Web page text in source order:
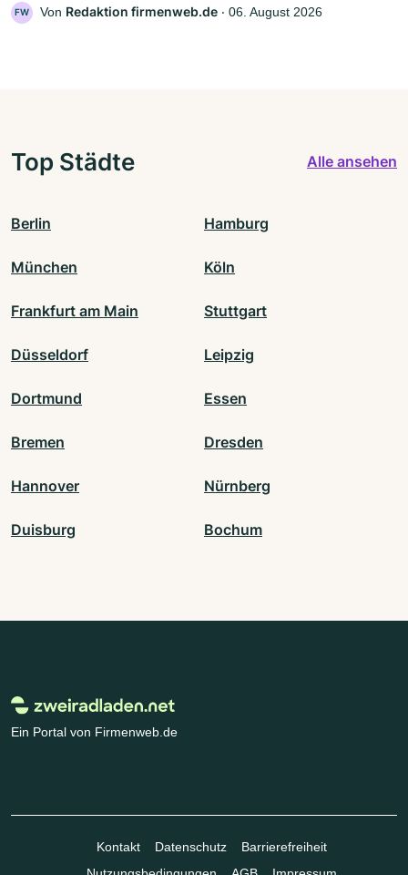
FW Von Redaktion firmenweb.de ‧ 06. August 2026
Top Städte Alle ansehen
Berlin Hamburg
München Köln
Frankfurt am Main Stuttgart
Düsseldorf Leipzig
Dortmund Essen
Bremen Dresden
Hannover Nürnberg
Duisburg Bochum
Ein Portal von Firmenweb.de
Kontakt Datenschutz
Barrierefreiheit